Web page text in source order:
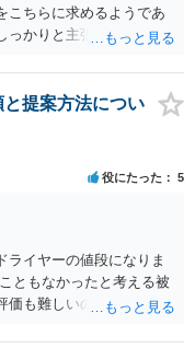
こちらに求めるようであ
っかりと主張されて良い
と提案方法につい
役にたった 5
ライヤーの値段になりま
ともなかったと考える被
価も難しいので、今後の